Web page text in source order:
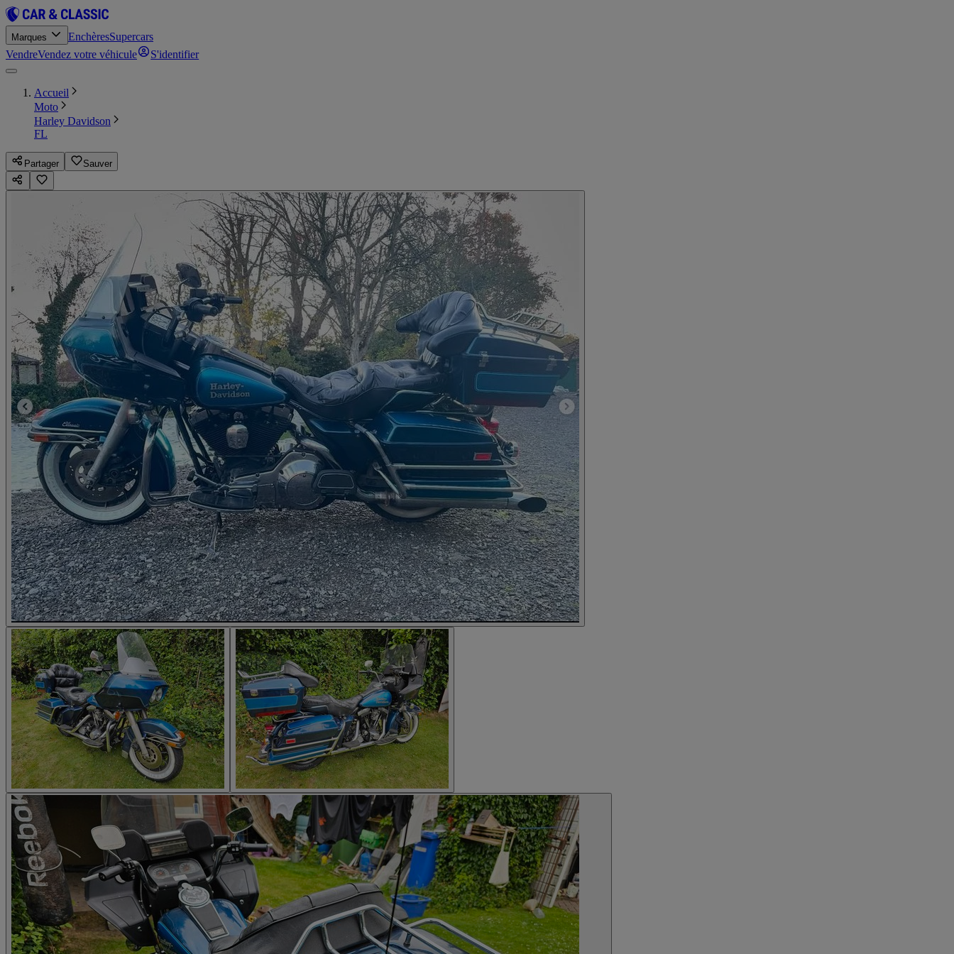
Marques EnchèresSupercars
VendreVendez votre véhicule S'identifier
Accueil
Moto
Harley Davidson
FL
Partager Sauver